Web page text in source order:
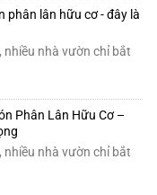
phân lân hữu cơ - đây là
nhiều nhà vườn chỉ bắt
Phân Lân Hữu Cơ –
nhiều nhà vườn chỉ bắt